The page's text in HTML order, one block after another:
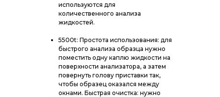
используются для
количественного анализа
жидкостей.
5500t: Простота использования: для
быстрого анализа образца нужно
поместить одну каплю жидкости на
поверхности анализатора, а затем
повернуть голову приставки так,
чтобы образец оказался между
окнами. Быстрая очистка: нужно